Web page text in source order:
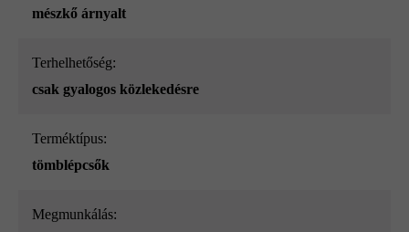
mészkő árnyalt
Terhelhetőség:
csak gyalogos közlekedésre
Terméktípus:
tömblépcsők
megmunkálás: